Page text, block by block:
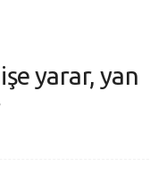
yarar, yan